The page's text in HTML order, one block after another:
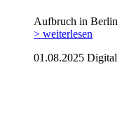
Aufbruch in Berlin
> weiterlesen
01.08.2025 Digital